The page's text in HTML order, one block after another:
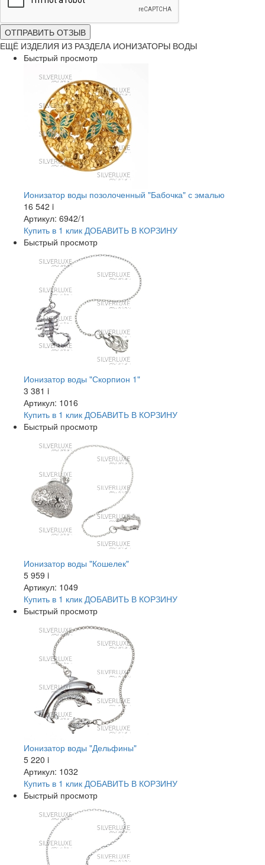
ОТПРАВИТЬ ОТЗЫВ
ЕЩЁ ИЗДЕЛИЯ ИЗ РАЗДЕЛА ИОНИЗАТОРЫ ВОДЫ
Быстрый просмотр
Ионизатор воды позолоченный "Бабочка" с эмалью
16 542 i
Артикул: 6942/1
Купить в 1 клик ДОБАВИТЬ В КОРЗИНУ
Быстрый просмотр
Ионизатор воды "Скорпион 1"
3 381 i
Артикул: 1016
Купить в 1 клик ДОБАВИТЬ В КОРЗИНУ
Быстрый просмотр
Ионизатор воды "Кошелек"
5 959 i
Артикул: 1049
Купить в 1 клик ДОБАВИТЬ В КОРЗИНУ
Быстрый просмотр
Ионизатор воды "Дельфины"
5 220 i
Артикул: 1032
Купить в 1 клик ДОБАВИТЬ В КОРЗИНУ
Быстрый просмотр